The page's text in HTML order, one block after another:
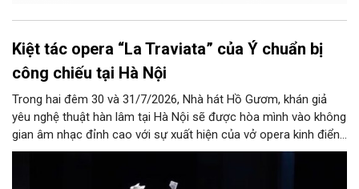
Kiệt tác opera “La Traviata” của Ý chuẩn bị
công chiếu tại Hà Nội
Trong hai đêm 30 và 31/7/2026, Nhà hát Hồ Gươm, khán giả
yêu nghệ thuật hàn lâm tại Hà Nội sẽ được hòa mình vào không
gian âm nhạc đỉnh cao với sự xuất hiện của vở opera kinh điển
“La Traviata”.